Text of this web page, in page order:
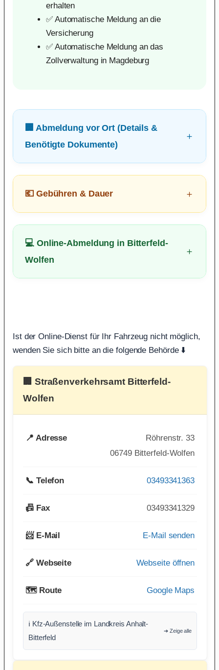
erhalten
✅ Automatische Meldung an die
Versicherung
✅ Automatische Meldung an das
Zollverwaltung in Magdeburg
🏢 Abmeldung vor Ort (Details &
Benötigte Dokumente)
💶 Gebühren & Dauer
💻 Online-Abmeldung in Bitterfeld-
Wolfen
Ist der Online-Dienst für Ihr Fahrzeug nicht möglich,
wenden Sie sich bitte an die folgende Behörde ⬇️
🏢 Straßenverkehrsamt Bitterfeld-
Wolfen
📍 Adresse
Röhrenstr. 33
06749 Bitterfeld-Wolfen
📞 Telefon 03493341363
📠 Fax 03493341329
📨 E-Mail E-Mail senden
🔗 Webseite Webseite öffnen
🗺️ Route Google Maps
ℹ️ Kfz-Außenstelle im Landkreis Anhalt-
Bitterfeld
➔ Zeige alle